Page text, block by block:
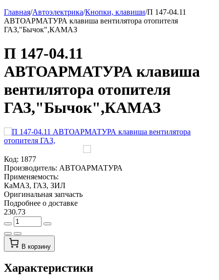
Главная/Автоэлектрика/Кнопки, клавиши/П 147-04.11
АВТОАРМАТУРА клавиша вентилятора отопителя
ГАЗ,"Бычок",КАМАЗ
П 147-04.11
АВТОАРМАТУРА клавиша
вентилятора отопителя
ГАЗ,"Бычок",КАМАЗ
Код: 1877
Производитель: АВТОАРМАТУРА
Применяемость:
КаМАЗ, ГАЗ, ЗИЛ
Оригинальная запчасть
Подробнее о доставке
230.73
В корзину
Характеристики